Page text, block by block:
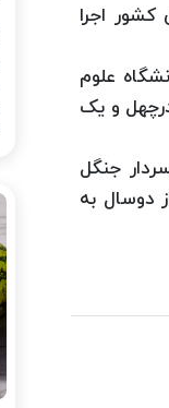
اجرا
پیشگیری و کنترل بیماریهای قلبی و عروقی از دوسال گذشته در 9 دانشگاه علوم
و یک
جنگل
دوسال به